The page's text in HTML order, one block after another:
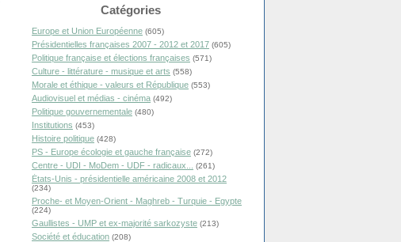
Catégories
Europe et Union Européenne (605)
Présidentielles françaises 2007 - 2012 et 2017 (605)
Politique française et élections françaises (571)
Culture - littérature - musique et arts (558)
Morale et éthique - valeurs et République (553)
Audiovisuel et médias - cinéma (492)
Politique gouvernementale (480)
Institutions (453)
Histoire politique (428)
PS - Europe écologie et gauche française (272)
Centre - UDI - MoDem - UDF - radicaux... (261)
États-Unis - présidentielle américaine 2008 et 2012
(234)
Proche- et Moyen-Orient - Maghreb - Turquie - Egypte
(224)
Gaullistes - UMP et ex-majorité sarkozyste (213)
Société et éducation (208)